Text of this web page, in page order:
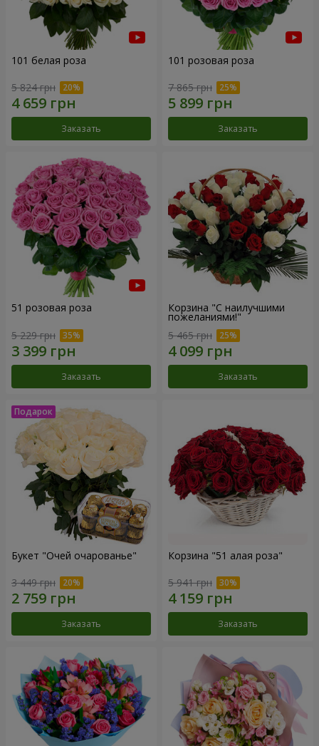
101 белая роза
5 824 грн
Заказать
101 розовая роза
7 865 грн
Заказать
51 розовая роза
5 229 грн
Заказать
Корзина "С наилучшими
пожеланиями!"
5 465 грн
Заказать
Букет "Очей очарованье"
3 449 грн
Заказать
Корзина "51 алая роза"
5 941 грн
Заказать